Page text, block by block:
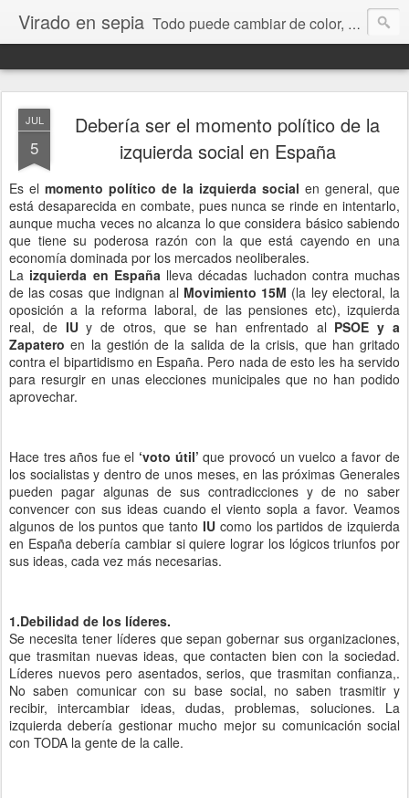
Virado en sepia Todo puede cambiar de color, depende de nosotros y de nuestra capacidad para aprender a mirar. Hablamos de sociedad, economía, empresa, política, RRHH, formación. De Historia reciente, de educación y de temas sociales.
JUL
5
Debería ser el momento político de la
izquierda social en España
Es el momento político de la izquierda social en general, que
está desaparecida en combate, pues nunca se rinde en intentarlo,
aunque mucha veces no alcanza lo que considera básico sabiendo
que tiene su poderosa razón con la que está cayendo en una
economía dominada por los mercados neoliberales.
La izquierda en Españalleva décadas luchadon contra muchas
de las cosas que indignan al Movimiento 15M (la ley electoral, la
oposición a la reforma laboral, de las pensiones etc), izquierda
real, de IUy de otros, que se han enfrentado al PSOE y a
Zapatero en la gestión de la salida de la crisis, que han gritado
contra el bipartidismo en España. Pero nada de esto les ha servido
para resurgir en unas elecciones municipales que no han podido
aprovechar.
Hace tres años fue el ‘voto útil’ que provocó un vuelco a favor de
los socialistas y dentro de unos meses, en las próximas Generales
pueden pagar algunas de sus contradicciones y de no saber
convencer con sus ideas cuando el viento sopla a favor. Veamos
algunos de los puntos que tanto IUcomo los partidos de izquierda
en España debería cambiar si quiere lograr los lógicos triunfos por
sus ideas, cada vez más necesarias.
1.Debilidad de los líderes.
Se necesita tener líderes que sepan gobernar sus organizaciones,
que trasmitan nuevas ideas, que contacten bien con la sociedad.
Líderes nuevos pero asentados, serios, que trasmitan confianza,.
No saben comunicar con su base social, no saben trasmitir y
recibir, intercambiar ideas, dudas, problemas, soluciones. La
izquierda debería gestionar mucho mejor su comunicación social
con TODA la gente de la calle.